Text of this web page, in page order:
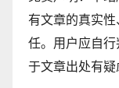
有文章的真实
任。用户应自
于文章出处有